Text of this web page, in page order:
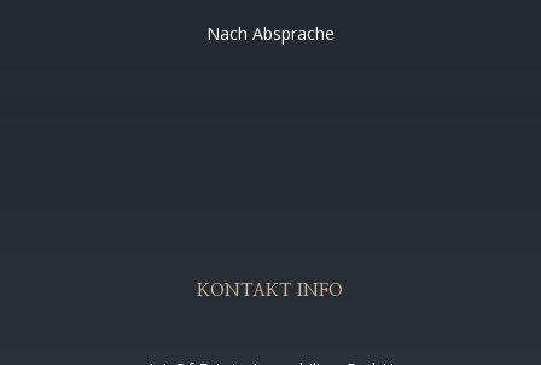
Nach Absprache
KONTAKT INFO